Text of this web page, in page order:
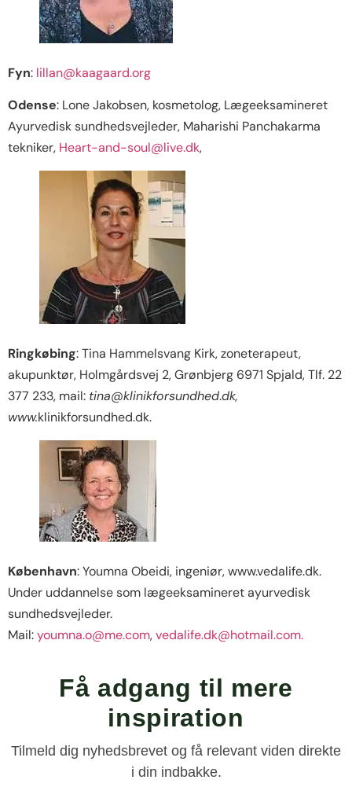
Fyn: lillan@kaagaard.org
Odense: Lone Jakobsen, kosmetolog, Lægeeksamineret
Ayurvedisk sundhedsvejleder, Maharishi Panchakarma
tekniker, Heart-and-soul@live.dk,
Ringkøbing: Tina Hammelsvang Kirk, zoneterapeut,
akupunktør, Holmgårdsvej 2, Grønbjerg 6971 Spjald, Tlf. 22
377 233, mail: tina@klinikforsundhed.dk,
www.klinikforsundhed.dk.
København: Youmna Obeidi, ingeniør, www.vedalife.dk.
Under uddannelse som lægeeksamineret ayurvedisk
sundhedsvejleder.
Mail:youmna.o@me.com,vedalife.dk@hotmail.com.
Få adgang til mere
inspiration
Tilmeld dig nyhedsbrevet og få relevant viden direkte
i din indbakke.